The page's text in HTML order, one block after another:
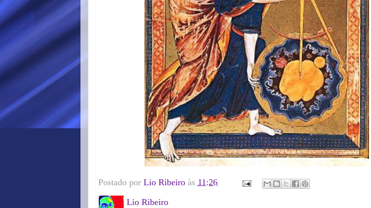
Postado por Lio Ribeiro às 11:26
Lio Ribeiro